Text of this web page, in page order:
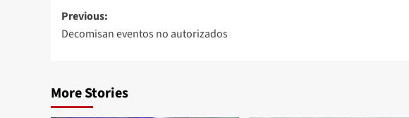
Post
navigation
Previous:
Decomisan eventos no autorizados
More Stories